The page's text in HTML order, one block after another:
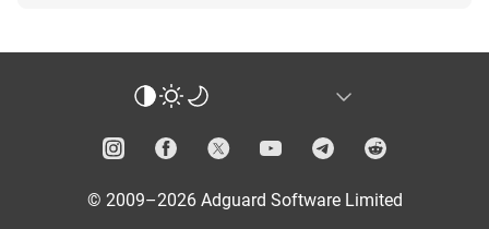
© 2009–2026 Adguard Software Limited